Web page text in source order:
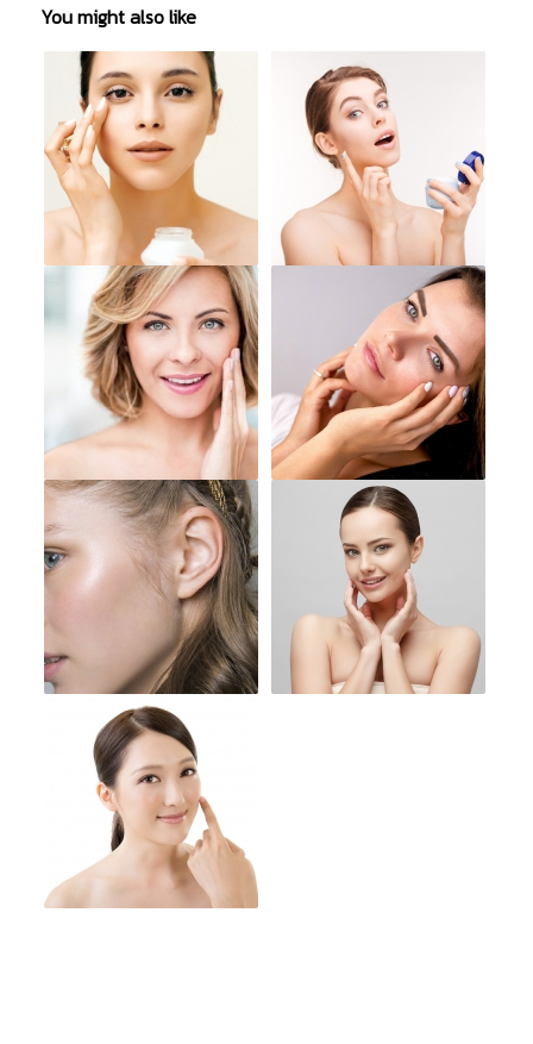
You might also like